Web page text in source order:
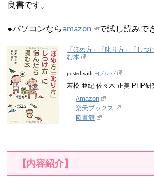
良書です。
●パソコンならamazon で試し読みで
「ほめ方」「叱り方」「しつ
む本
posted with ヨメレバ
若松 亜紀 佐々木 正美 PHP研
Amazon
楽天ブックス
図書館
【内容紹介】